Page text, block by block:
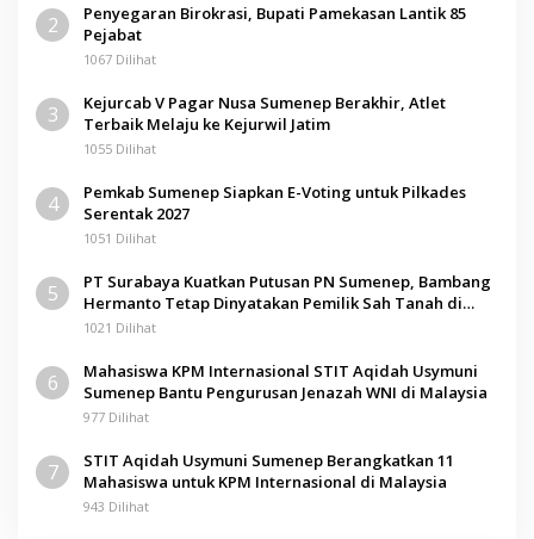
2
Penyegaran Birokrasi, Bupati Pamekasan Lantik 85
Pejabat
1067 Dilihat
3
Kejurcab V Pagar Nusa Sumenep Berakhir, Atlet
Terbaik Melaju ke Kejurwil Jatim
1055 Dilihat
4
Pemkab Sumenep Siapkan E-Voting untuk Pilkades
Serentak 2027
1051 Dilihat
5
PT Surabaya Kuatkan Putusan PN Sumenep, Bambang
Hermanto Tetap Dinyatakan Pemilik Sah Tanah di
Pamolokan
1021 Dilihat
6
Mahasiswa KPM Internasional STIT Aqidah Usymuni
Sumenep Bantu Pengurusan Jenazah WNI di Malaysia
977 Dilihat
7
STIT Aqidah Usymuni Sumenep Berangkatkan 11
Mahasiswa untuk KPM Internasional di Malaysia
943 Dilihat